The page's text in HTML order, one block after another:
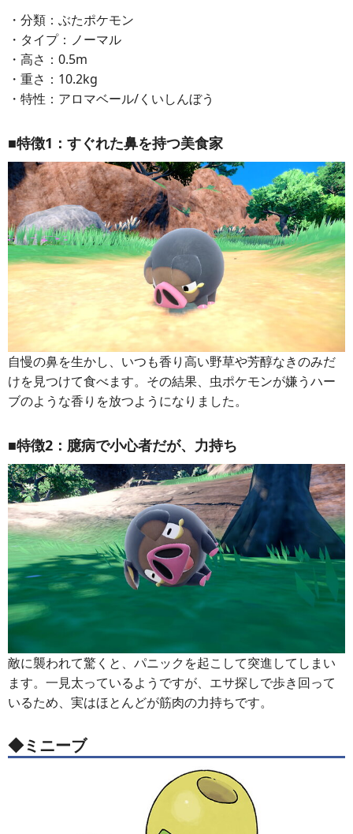
・分類：ぶたポケモン
・タイプ：ノーマル
・高さ：0.5m
・重さ：10.2kg
・特性：アロマベール/くいしんぼう
■特徴1：すぐれた鼻を持つ美食家
自慢の鼻を生かし、いつも香り高い野草や芳醇なきのみだ
けを見つけて食べます。その結果、虫ポケモンが嫌うハー
ブのような香りを放つようになりました。
■特徴2：臆病で小心者だが、力持ち
敵に襲われて驚くと、パニックを起こして突進してしまい
ます。一見太っているようですが、エサ探しで歩き回って
いるため、実はほとんどが筋肉の力持ちです。
◆ミニーブ